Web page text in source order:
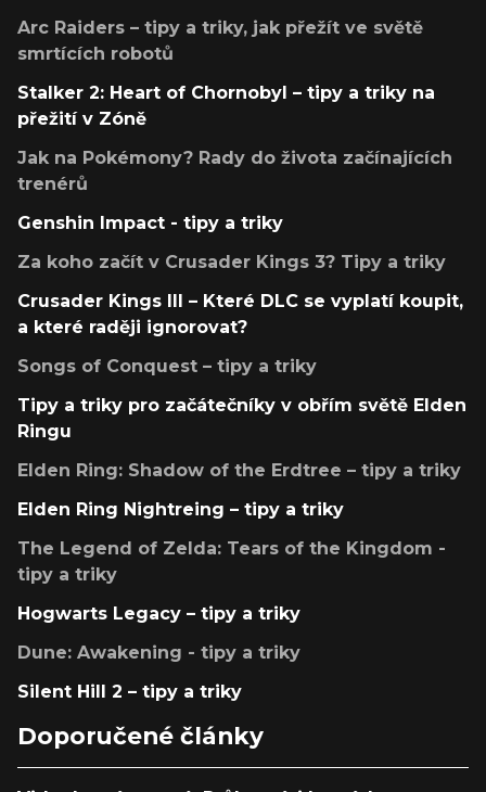
Arc Raiders – tipy a triky, jak přežít ve světě
smrtících robotů
Stalker 2: Heart of Chornobyl – tipy a triky na
přežití v Zóně
Jak na Pokémony? Rady do života začínajících
trenérů
Genshin Impact - tipy a triky
Za koho začít v Crusader Kings 3? Tipy a triky
Crusader Kings III – Které DLC se vyplatí koupit,
a které raději ignorovat?
Songs of Conquest – tipy a triky
Tipy a triky pro začátečníky v obřím světě Elden
Ringu
Elden Ring: Shadow of the Erdtree – tipy a triky
Elden Ring Nightreing – tipy a triky
The Legend of Zelda: Tears of the Kingdom -
tipy a triky
Hogwarts Legacy – tipy a triky
Dune: Awakening - tipy a triky
Silent Hill 2 – tipy a triky
Doporučené články